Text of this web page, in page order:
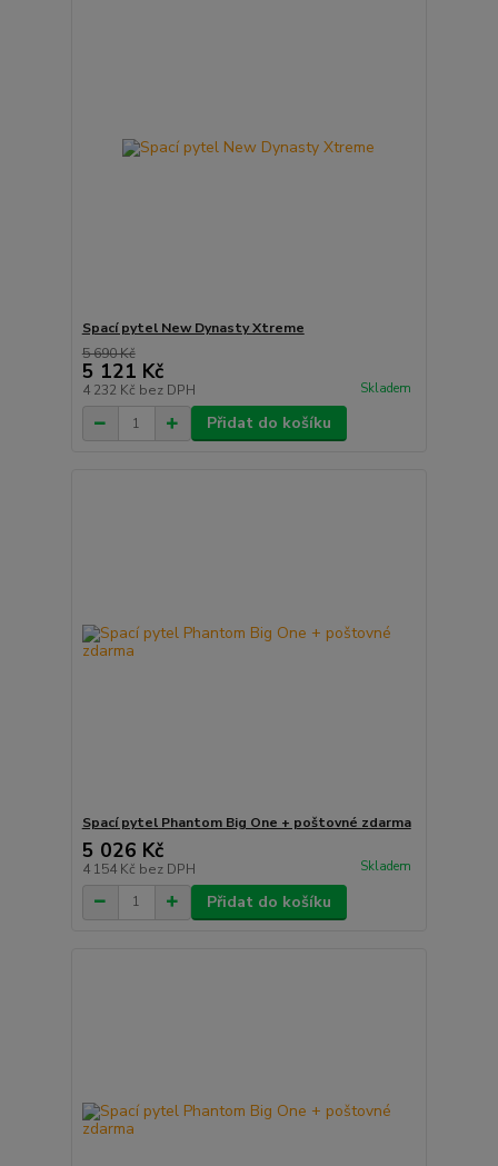
Spací pytel New Dynasty Xtreme
5 690 Kč
5 121 Kč
4 232 Kč bez DPH Skladem
Přidat do košíku
Spací pytel Phantom Big One + poštovné zdarma
5 026 Kč
4 154 Kč bez DPH Skladem
Přidat do košíku